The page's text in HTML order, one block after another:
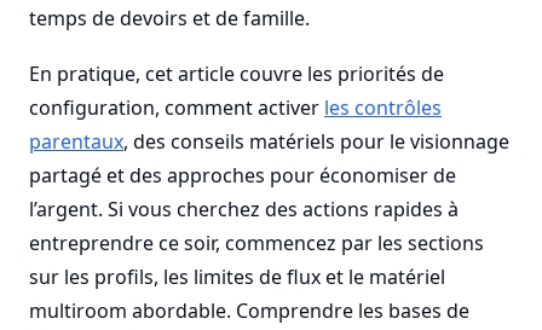
temps de devoirs et de famille.
En pratique, cet article couvre les priorités de
configuration, comment activer les contrôles
parentaux, des conseils matériels pour le visionnage
partagé et des approches pour économiser de
l’argent. Si vous cherchez des actions rapides à
entreprendre ce soir, commencez par les sections
sur les profils, les limites de flux et le matériel
multiroom abordable. Comprendre les bases de